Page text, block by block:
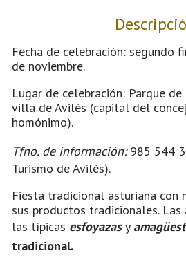
Fecha de celebración: segundo
de noviembre.
Lugar de celebración: Parque
villa de Avilés (capital del
homónimo).
Tfno. de información:985 544
Turismo de Avilés).
Fiesta tradicional asturiana
sus productos tradicionales.
las típicas esfoyazasy
tradicional.